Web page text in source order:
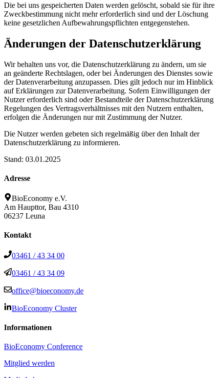
Die bei uns gespeicherten Daten werden gelöscht, sobald sie für ihre
Zweckbestimmung nicht mehr erforderlich sind und der Löschung
keine gesetzlichen Aufbewahrungspflichten entgegenstehen.
Änderungen der Datenschutzerklärung
Wir behalten uns vor, die Datenschutzerklärung zu ändern, um sie
an geänderte Rechtslagen, oder bei Änderungen des Dienstes sowie
der Datenverarbeitung anzupassen. Dies gilt jedoch nur im Hinblick
auf Erklärungen zur Datenverarbeitung. Sofern Einwilligungen der
Nutzer erforderlich sind oder Bestandteile der Datenschutzerklärung
Regelungen des Vertragsverhältnisses mit den Nutzern enthalten,
erfolgen die Änderungen nur mit Zustimmung der Nutzer.
Die Nutzer werden gebeten sich regelmäßig über den Inhalt der
Datenschutzerklärung zu informieren.
Stand: 03.01.2025
Adresse
BioEconomy e.V.
Am Haupttor, Bau 4310
06237 Leuna
Kontakt
03461 / 43 34 00
03461 / 43 34 09
office@bioeconomy.de
BioEconomy Cluster
Informationen
BioEconomy Conference
Mitglied werden